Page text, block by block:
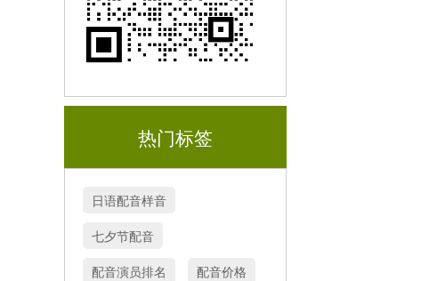
热门标签
日语配音样音
七夕节配音
配音演员排名
配音价格